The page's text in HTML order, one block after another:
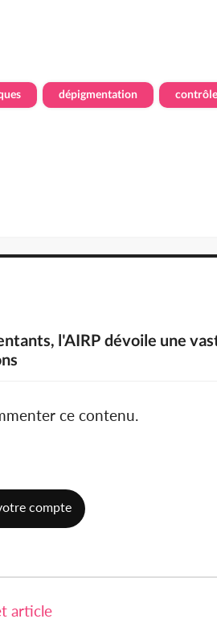
dépigmentation contrôle
l'AIRP dévoile une
ce contenu.
compte
article